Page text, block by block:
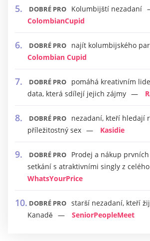
DOBRÉ PRO
Kolumbijští nezadaní
ColombianCupid
DOBRÉ PRO
najít kolumbijského
Colombian Cupid
DOBRÉ PRO
pomáhá kreativním
data, která sdílejí jejich zájmy
DOBRÉ PRO
nezadaní, kteří hledají
příležitostný sex
Kasidie
DOBRÉ PRO
Prodej a nákup prvních
setkání s atraktivními singly z
WhatsYourPrice
DOBRÉ PRO starší nezadaní, kteří
Kanadě
SeniorPeopleMeet